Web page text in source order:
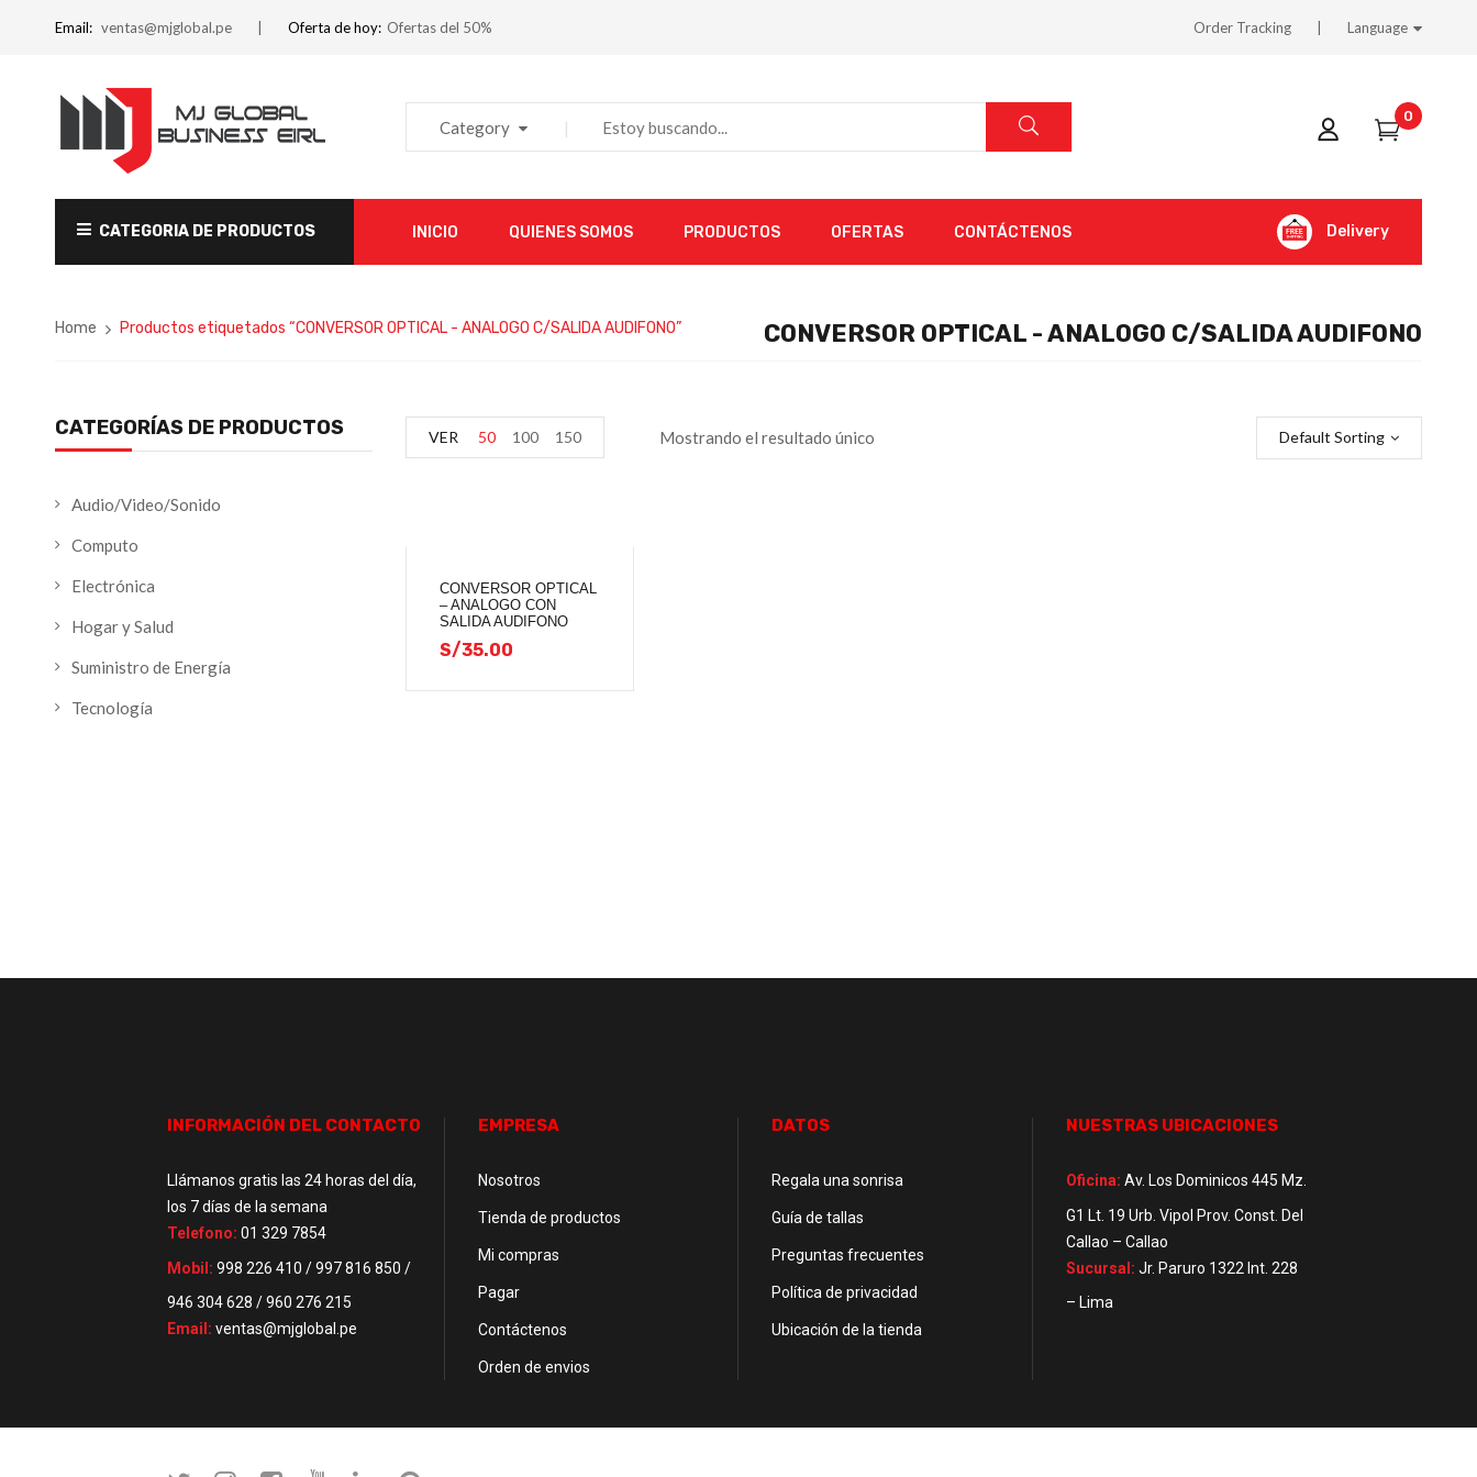
Email: ventas@mjglobal.pe Oferta de hoy: Ofertas del 50% Order Tracking Language
Category
0
CATEGORIA DE PRODUCTOS INICIO QUIENES SOMOS PRODUCTOS OFERTAS CONTÁCTENOS Delivery
Home Productos etiquetados “CONVERSOR OPTICAL - ANALOGO C/SALIDA AUDIFONO” CONVERSOR OPTICAL - ANALOGO C/SALIDA AUDIFONO
CATEGORÍAS DE PRODUCTOS
Audio/Video/Sonido
Computo
Electrónica
Hogar y Salud
Suministro de Energía
Tecnología
Mostrando el resultado único Default Sorting
VER 50 100 150
CONVERSOR OPTICAL
– ANALOGO CON
SALIDA AUDIFONO
S/35.00
INFORMACIÓN DEL CONTACTO
Llámanos gratis las 24 horas del día,
los 7 días de la semana
Telefono: 01 329 7854
Mobil: 998 226 410 / 997 816 850 /
946 304 628 / 960 276 215
Email: ventas@mjglobal.pe
EMPRESA
Nosotros
Tienda de productos
Mi compras
Pagar
Contáctenos
Orden de envios
DATOS
Regala una sonrisa
Guía de tallas
Preguntas frecuentes
Política de privacidad
Ubicación de la tienda
NUESTRAS UBICACIONES
Oficina: Av. Los Dominicos 445 Mz.
G1 Lt. 19 Urb. Vipol Prov. Const. Del
Callao – Callao
Sucursal: Jr. Paruro 1322 Int. 228
– Lima